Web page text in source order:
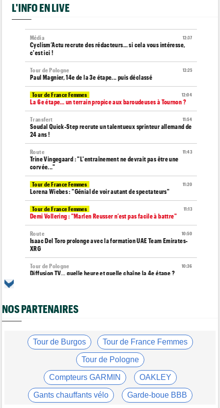
L'INFO EN LIVE
12:37
Média
Cyclism’Actu recrute des rédacteurs… si cela vous intéresse,
c'est ici !
12:25
Tour de Pologne
Paul Magnier, 14e de la 3e étape... puis déclassé
12:04
Tour de France Femmes
La 6e étape… un terrain propice aux baroudeuses à Tournon ?
11:54
Transfert
Soudal Quick-Step recrute un talentueux sprinteur allemand de
24 ans !
11:43
Route
Trine Vingegaard : "L'entraînement ne devrait pas être une
corvée..."
11:20
Tour de France Femmes
Lorena Wiebes : "Génial de voir autant de spectateurs"
11:13
Tour de France Femmes
Demi Vollering : "Marlen Reusser n’est pas facile à battre"
10:50
Route
Isaac Del Toro prolonge avec la formation UAE Team Emirates-
XRG
10:36
Tour de Pologne
Diffusion TV... quelle heure et quelle chaîne la 4e étape ?
WorldTour
09:26
Tour de France Femmes
Ferrand-Prévot : "Pour le général, c'est irrécupérable..."
Média
Les vidéos de cyclisme sur Dailymotion : Cyclism'Actu TV
07:56
Tour de Burgos
A quelle heure et sur quelle chaîne suivre la 3e étape à la TV ?
NOS PARTENAIRES
Tour de Burgos Tour de France Femmes
Tour de Pologne
Compteurs GARMIN OAKLEY
Gants chauffants vélo Garde-boue BBB